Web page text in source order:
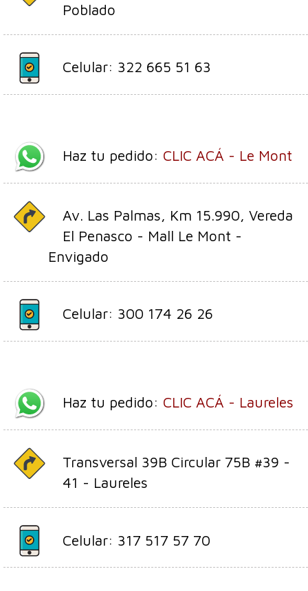
Poblado
Celular: 322 665 51 63
Haz tu pedido: CLIC ACÁ - Le Mont
Av. Las Palmas, Km 15.990, Vereda
El Penasco - Mall Le Mont -
Envigado
Celular: 300 174 26 26
Haz tu pedido: CLIC ACÁ - Laureles
Transversal 39B Circular 75B #39 -
41 - Laureles
Celular: 317 517 57 70